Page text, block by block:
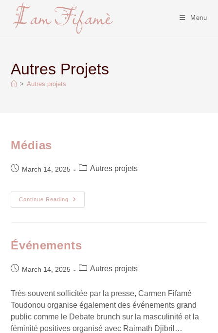
Menu
Autres Projets
> Autres projets
Médias
March 14, 2025 Autres projets
Continue Reading
Événements
March 14, 2025 Autres projets
Très souvent sollicitée par la presse, Carmen Fifamè
Toudonou organise également des événements grand
public comme le Debate brunch sur la masculinité et la
féminité positives organisé avec Raimath Djibril…